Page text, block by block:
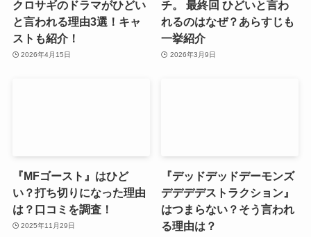
クロサギのドラマがひどい
と言われる理由3選！キャ
ストも紹介！
2026年4月15日
チ。 最終回 ひどいと言わ
れるのはなぜ？あらすじも
一挙紹介
2026年3月9日
『MFゴースト』はひど
い？打ち切りになった理由
は？口コミを調査！
2025年11月29日
『デッドデッドデーモンズ
デデデデストラクション』
はつまらない？そう言われ
る理由は？